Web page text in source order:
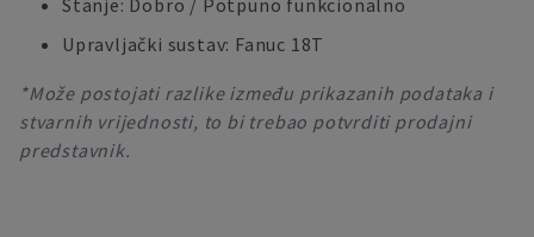
Stanje: Dobro / Potpuno funkcionalno
Upravljački sustav: Fanuc 18T
*Može postojati razlike između prikazanih podataka i
stvarnih vrijednosti, to bi trebao potvrditi prodajni
predstavnik.